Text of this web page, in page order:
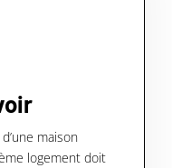
maison
logement doit